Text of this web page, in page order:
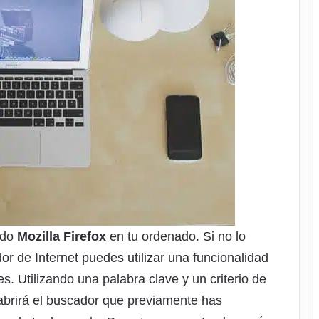
Mozilla Firefox en tu ordenado. Si no lo
de Internet puedes utilizar una funcionalidad
Utilizando una palabra clave y un criterio de
el buscador que previamente has